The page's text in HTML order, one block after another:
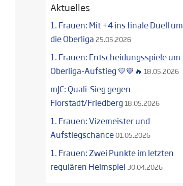
Aktuelles
1. Frauen: Mit +4 ins finale Duell um
die Oberliga 25.05.2026
1. Frauen: Entscheidungsspiele um
Oberliga-Aufstieg 💛💙🔥 18.05.2026
mJC: Quali-Sieg gegen
Florstadt/Friedberg 18.05.2026
1. Frauen: Vizemeister und
Aufstiegschance01.05.2026
1. Frauen: Zwei Punkte im letzten
regulären Heimspiel 30.04.2026